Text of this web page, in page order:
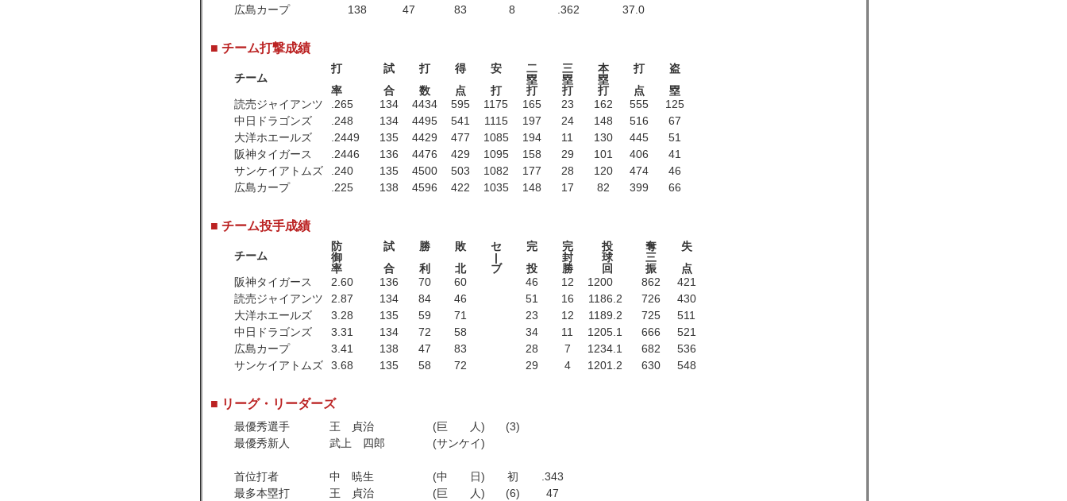
広島カープ
138 47 83 8 .362 37.0
■ チーム打撃成績
チーム
打
率
試
合
打
数
得
点
安
打
二
塁
打
三
塁
打
本
塁
打
打
点
盗
塁
読売ジャイアンツ
.265 134 4434 595 1175 165 23 162 555
125
中日ドラゴンズ
.248 134 4495 541 1115 197 24 148 516
67
大洋ホエールズ
.2449 135 4429 477 1085 194 11 130 445
51
阪神タイガース
.2446 136 4476 429 1095 158 29 101 406
41
サンケイアトムズ
.240 135 4500 503 1082 177 28 120 474
46
広島カープ
.225 138 4596 422 1035 148 17 82 399 66
■ チーム投手成績
チーム
防
御
率
試
合
勝
利
敗
北
セ
|
ブ
完
投
完
封
勝
投
球
回
奪
三
振
失
点
阪神タイガース
2.60 136 70 60 46 12 1200 862
421
読売ジャイアンツ
2.87 134 84 46 51 16 1186 .2 726
430
大洋ホエールズ
3.28 135 59 71 23 12 1189 .2 725
511
中日ドラゴンズ
3.31 134 72 58 34 11 1205 .1 666
521
広島カープ
3.41 138 47 83 28 7 1234 .1 682
536
サンケイアトムズ
3.68 135 58 72 29 4 1201 .2 630 548
■ リーグ・リーダーズ
最優秀選手 王 貞治 (巨 人)
(3)
最優秀新人
武上 四郎 (サンケイ)
首位打者 中 暁生 (中 日) 初
.343
最多本塁打
王 貞治 (巨 人) (6)
47